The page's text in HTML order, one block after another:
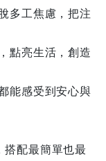
多工焦慮，把注
點亮生活，創造
能感受到安心與
搭配最簡單也最